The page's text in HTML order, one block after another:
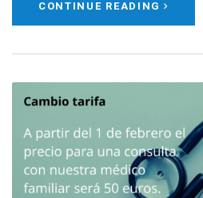
CONTINUE READING